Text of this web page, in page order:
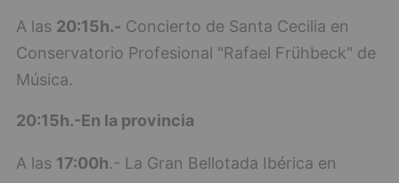
A las 20:15h.- Concierto de Santa Cecilia en
Conservatorio Profesional "Rafael Frühbeck" de
Música.
20:15h.-En la provincia
A las 17:00h.- La Gran Bellotada Ibérica en